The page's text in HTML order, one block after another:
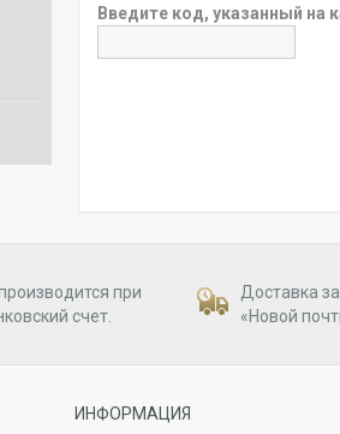
Введите код, указанный на
при
счет.
Доставка
«Новой
ИНФОРМАЦИЯ